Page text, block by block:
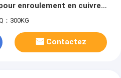
enroulement en cuivre
：300KG
Contactez